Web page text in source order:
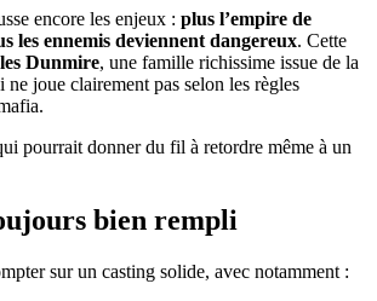
encore les enjeux : plus l’empire de
les ennemis deviennent dangereux. Cette
les Dunmire, une famille richissime issue de la
joue clairement pas selon les règles
pourrait donner du fil à retordre même à un
bien rempli
sur un casting solide, avec notamment :